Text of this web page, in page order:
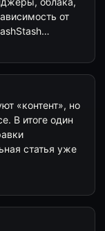
от
«контент», но
В итоге один
статья уже